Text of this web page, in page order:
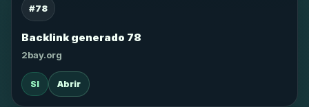
#78
Backlink generado 78
2bay.org
SI Abrir